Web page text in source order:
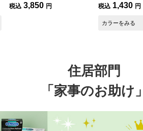
税込 3,850 円 税込 1,430 円
カラーをみる
住居部門
「家事のお助け」